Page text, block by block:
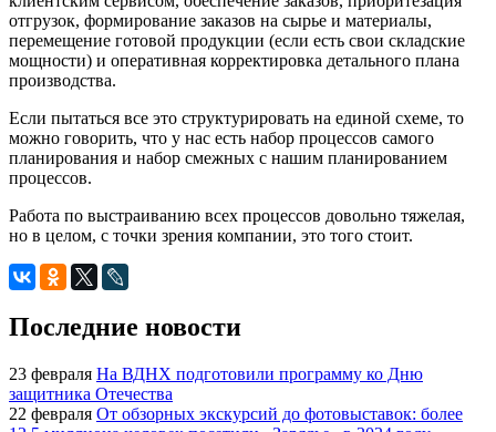
отгрузок, формирование заказов на сырье и материалы,
перемещение готовой продукции (если есть свои складские
мощности) и оперативная корректировка детального плана
производства.
Если пытаться все это структурировать на единой схеме, то
можно говорить, что у нас есть набор процессов самого
планирования и набор смежных с нашим планированием
процессов.
Работа по выстраиванию всех процессов довольно тяжелая,
но в целом, с точки зрения компании, это того стоит.
Последние новости
23 февраля На ВДНХ подготовили программу ко Дню
защитника Отечества
22 февраля От обзорных экскурсий до фотовыставок: более